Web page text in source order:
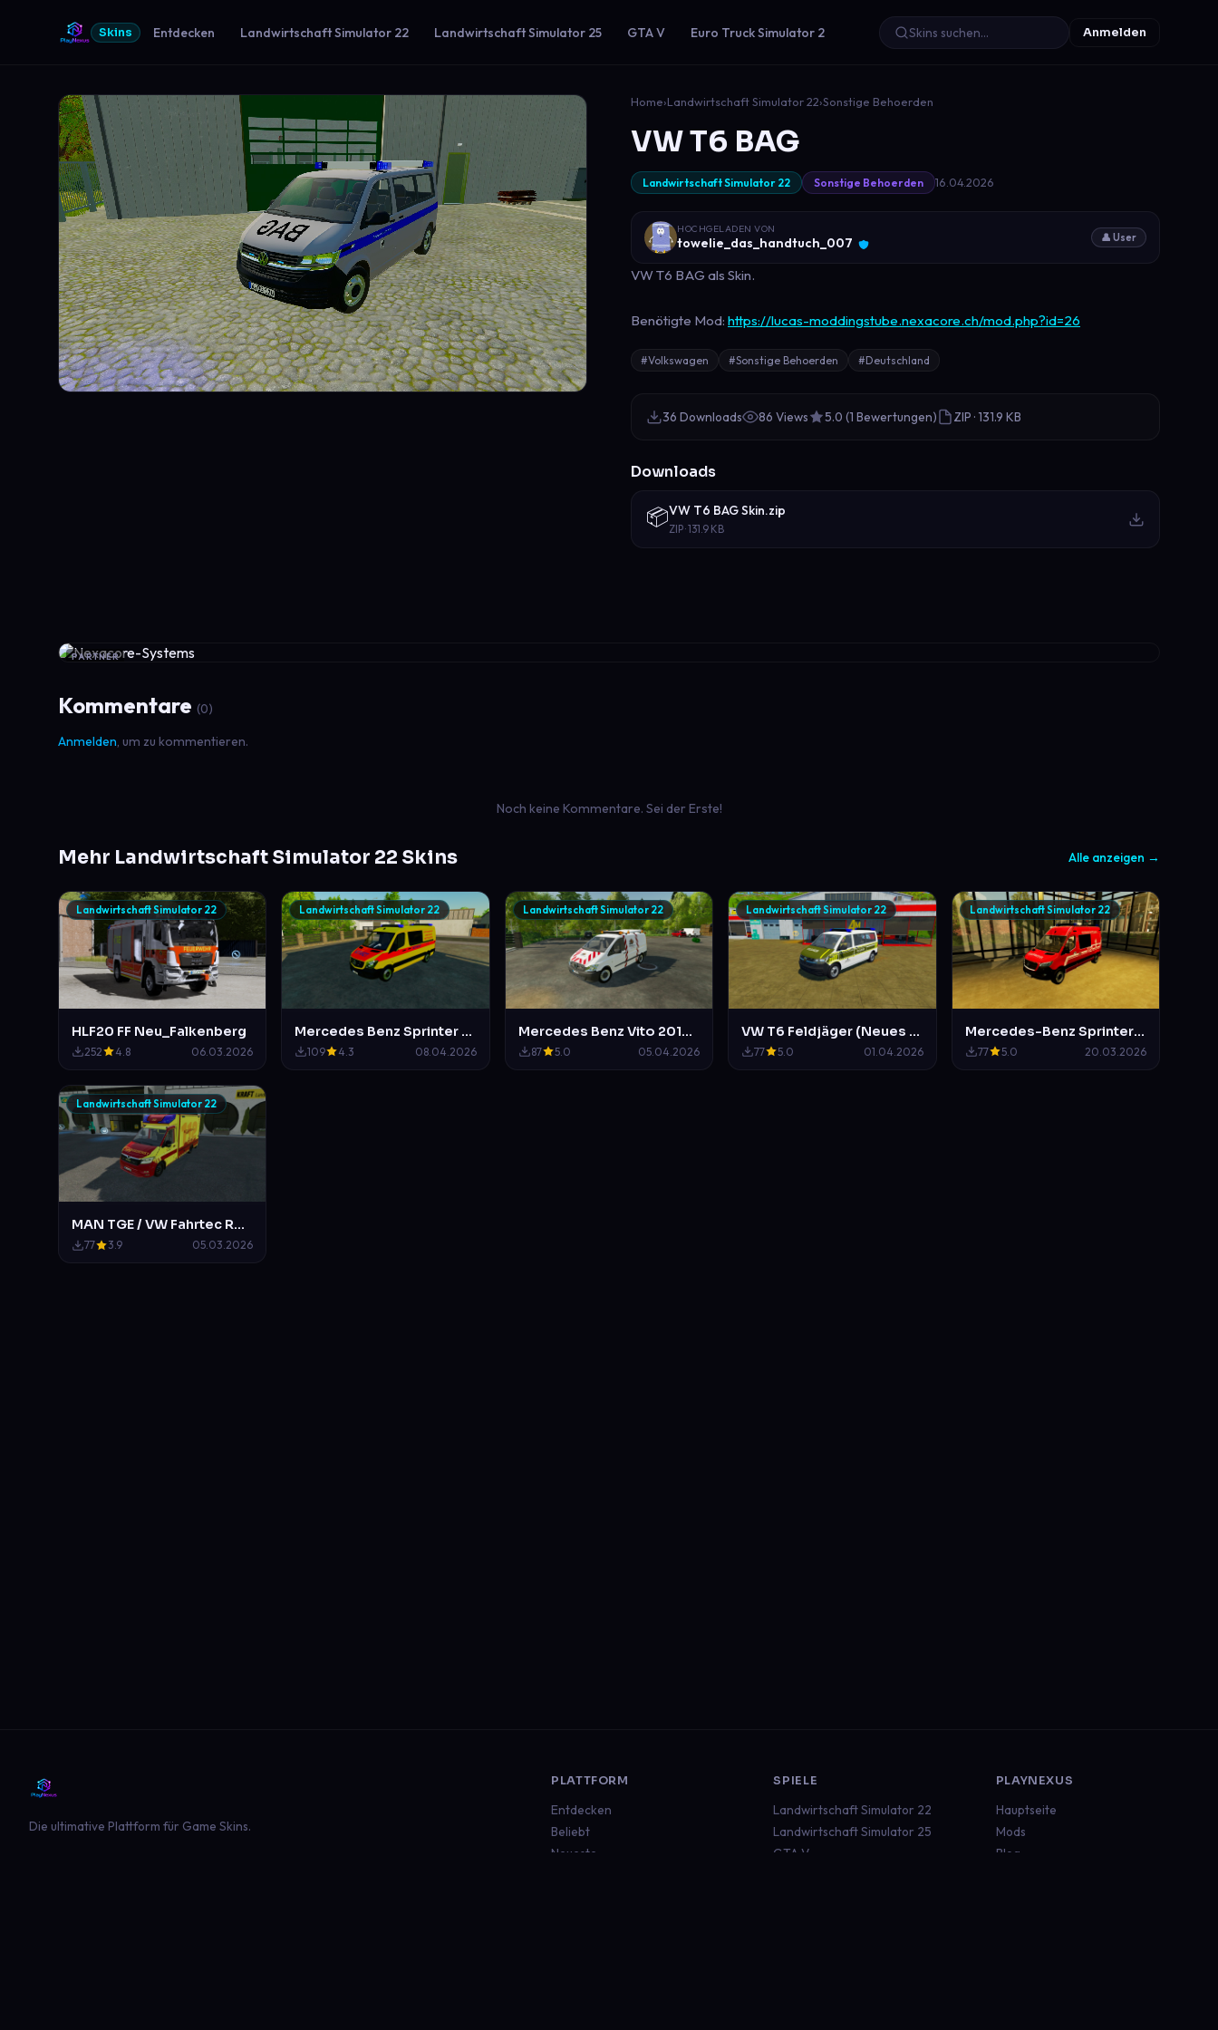
Skins Entdecken Landwirtschaft Simulator 22 Landwirtschaft Simulator 25 GTA V Euro Truck Simulator 2 Anmelden
Home›Landwirtschaft Simulator 22›Sonstige Behoerden
VW T6 BAG
Landwirtschaft Simulator 22 Sonstige Behoerden 16.04.2026
HOCHGELADEN VON
towelie_das_handtuch_007 👤 User
VW T6 BAG als Skin.
Benötigte Mod: https://lucas-moddingstube.nexacore.ch/mod.php?id=26
#Volkswagen #Sonstige Behoerden #Deutschland
36 Downloads 86 Views 5.0 (1 Bewertungen) ZIP · 131.9 KB
Downloads
📦VW T6 BAG Skin.zip
ZIP · 131.9 KB
PARTNER
Kommentare (0)
Anmelden, um zu kommentieren.
Noch keine Kommentare. Sei der Erste!
Mehr Landwirtschaft Simulator 22 Skins Alle anzeigen →
Landwirtschaft Simulator 22
HLF20 FF Neu_Falkenberg
252 4.8 06.03.2026
Landwirtschaft Simulator 22
Mercedes Benz Sprinter 2014 Bundeswehr NEF
109 4.3 08.04.2026
Landwirtschaft Simulator 22
Mercedes Benz Vito 2010 HR Verkehrssicherungs
87 5.0 05.04.2026
Landwirtschaft Simulator 22
VW T6 Feldjäger (Neues Design)
77 5.0 01.04.2026
Landwirtschaft Simulator 22
Mercedes-Benz Sprinter ELW Feuerwehr Mittelberg
77 5.0 20.03.2026
Landwirtschaft Simulator 22
MAN TGE / VW Fahrtec RTW der Feuerwehr Bremen
77 3.9 05.03.2026
Die ultimative Plattform für Game Skins.
PLATTFORM
Entdecken
Beliebt
Neueste
SPIELE
Landwirtschaft Simulator 22
Landwirtschaft Simulator 25
GTA V
PLAYNEXUS
Hauptseite
Mods
Blog